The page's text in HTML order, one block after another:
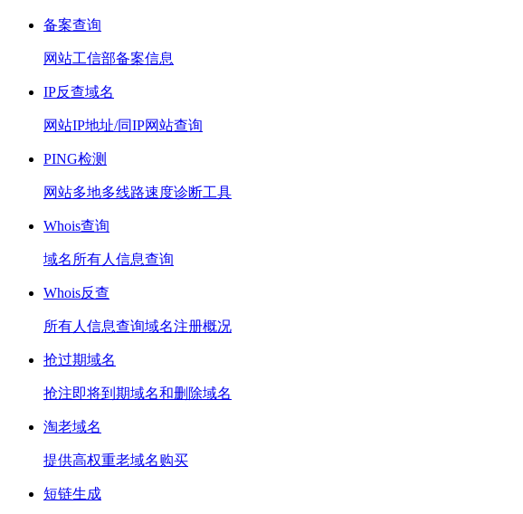
备案查询
网站工信部备案信息
IP反查域名
网站IP地址/同IP网站查询
PING检测
网站多地多线路速度诊断工具
Whois查询
域名所有人信息查询
Whois反查
所有人信息查询域名注册概况
抢过期域名
抢注即将到期域名和删除域名
淘老域名
提供高权重老域名购买
短链生成